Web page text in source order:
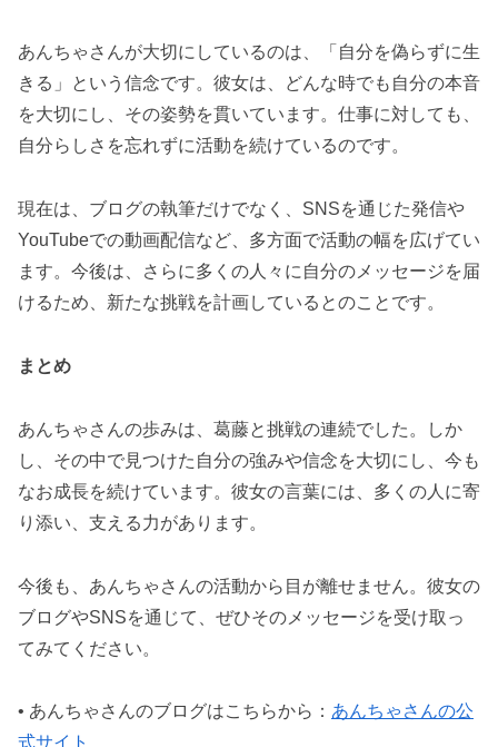
あんちゃさんが大切にしているのは、「自分を偽らずに生
きる」という信念です。彼女は、どんな時でも自分の本音
を大切にし、その姿勢を貫いています。仕事に対しても、
自分らしさを忘れずに活動を続けているのです。
現在は、ブログの執筆だけでなく、SNSを通じた発信や
YouTubeでの動画配信など、多方面で活動の幅を広げてい
ます。今後は、さらに多くの人々に自分のメッセージを届
けるため、新たな挑戦を計画しているとのことです。
まとめ
あんちゃさんの歩みは、葛藤と挑戦の連続でした。しか
し、その中で見つけた自分の強みや信念を大切にし、今も
なお成長を続けています。彼女の言葉には、多くの人に寄
り添い、支える力があります。
今後も、あんちゃさんの活動から目が離せません。彼女の
ブログやSNSを通じて、ぜひそのメッセージを受け取っ
てみてください。
• あんちゃさんのブログはこちらから： あんちゃさんの公
式サイト